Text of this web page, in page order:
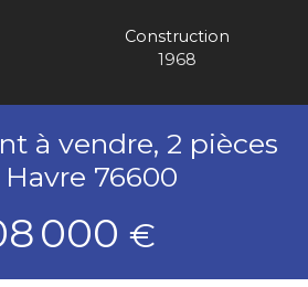
Construction
1968
à vendre, 2 pièces
76600
000 €